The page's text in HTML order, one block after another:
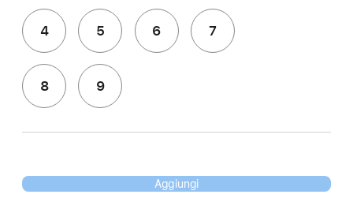
4 5 6 7
8 9
Aggiungi